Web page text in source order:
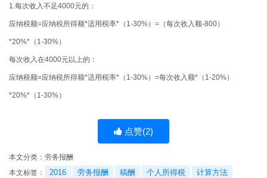
1.每次收入不足4000元的：
应纳税额=应纳税所得额*适用税率* （ 1-30%） = （每次收入额-800）
*20%* （ 1-30%）
每次收入在4000元以上的：
应纳税额=应纳税所得额*适用税率* （ 1-30%） =每次收入额* （ 1-20%）
*20%* （ 1-30%）
点赞(2)
本文分类： 劳务报酬
本文标签：
2016 劳务报酬 稿酬 个人所得税
计算方法